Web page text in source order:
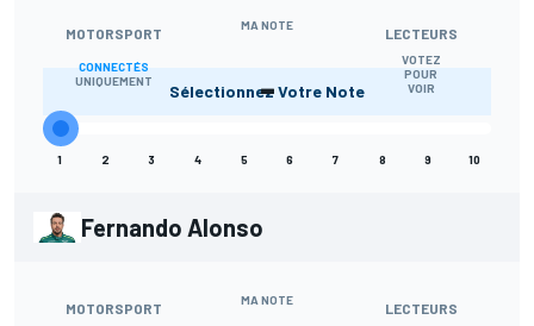
MOTORSPORT
CONNECTÉS
UNIQUEMENT
MA NOTE
-
LECTEURS
VOTEZ
POUR
VOIR
Sélectionnez Votre Note
1 2 3 4 5 6 7 8 9 10
Fernando Alonso
MOTORSPORT MA NOTE LECTEURS